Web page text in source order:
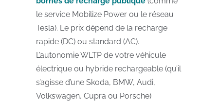
le service Mobilize Power ou le réseau
Tesla). Le prix dépend de la recharge
rapide (DC) ou standard (AC).
L’autonomie WLTP de votre véhicule
électrique ou hybride rechargeable (qu’il
s’agisse d’une Skoda, BMW, Audi,
Volkswagen, Cupra ou Porsche)